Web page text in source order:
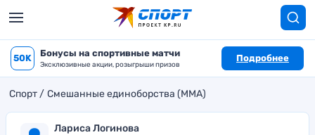
50K Бонусы на спортивные матчи
Эксклюзивные акции, розыгрыши призов
Подробнее
Спорт Смешанные единоборства (MMA)
Лариса Логинова